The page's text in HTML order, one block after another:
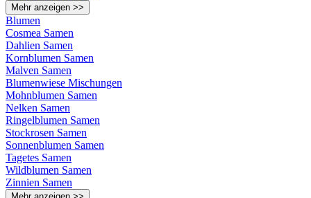
Mehr anzeigen >>
Blumen
Cosmea Samen
Dahlien Samen
Kornblumen Samen
Malven Samen
Blumenwiese Mischungen
Mohnblumen Samen
Nelken Samen
Ringelblumen Samen
Stockrosen Samen
Sonnenblumen Samen
Tagetes Samen
Wildblumen Samen
Zinnien Samen